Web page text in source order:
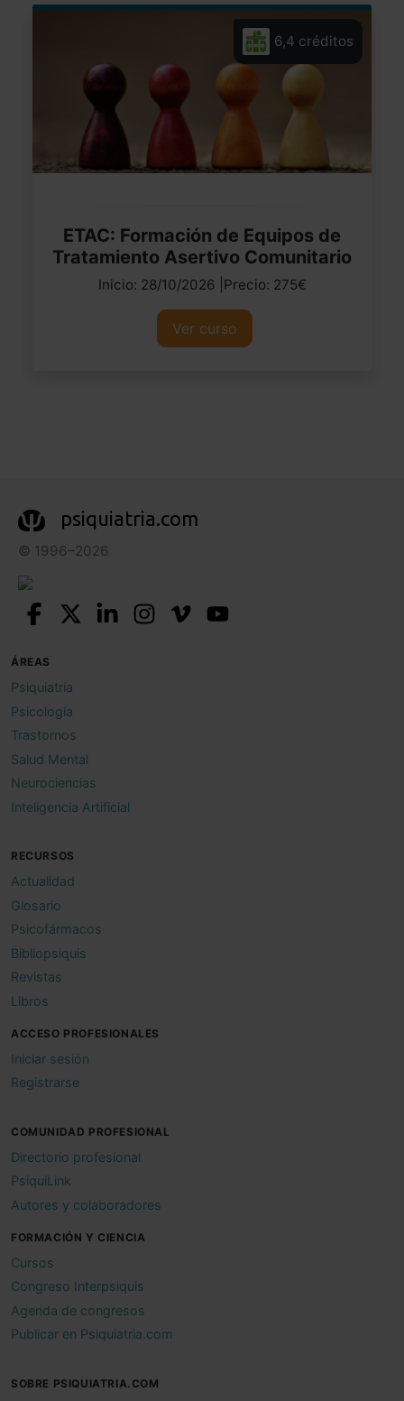
6,4 créditos
ETAC: Formación de Equipos de
Tratamiento Asertivo Comunitario
Inicio: 28/10/2026 |Precio: 275€
Ver curso
psiquiatria.com
© 1996–2026
ÁREAS
Psiquiatría
Psicología
Trastornos
Salud Mental
Neurociencias
Inteligencia Artificial
RECURSOS
Actualidad
Glosario
Psicofármacos
Bibliopsiquis
Revistas
Libros
ACCESO PROFESIONALES
Iniciar sesión
Registrarse
COMUNIDAD PROFESIONAL
Directorio profesional
PsiquiLink
Autores y colaboradores
FORMACIÓN Y CIENCIA
Cursos
Congreso Interpsiquis
Agenda de congresos
Publicar en Psiquiatria.com
SOBRE PSIQUIATRIA.COM